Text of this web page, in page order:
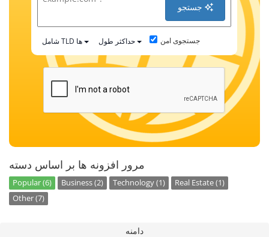
شامل TLD ها حداکثر طول جستجوی امن
مرور افزونه ها بر اساس دسته
Popular (6) Business (2) Technology (1)
Real Estate (1)
Other (7)
دامنه